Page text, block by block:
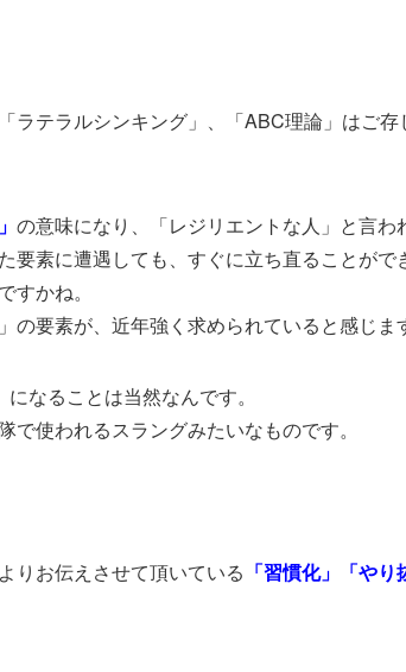
テラルシンキング」、「ABC理論」はご存
の意味になり、「レジリエントな人」と言わ
素に遭遇しても、すぐに立ち直ることがで
かね。
要素が、近年強く求められていると感じま
なることは当然なんです。
使われるスラングみたいなものです。
りお伝えさせて頂いている 「習慣化」「やり